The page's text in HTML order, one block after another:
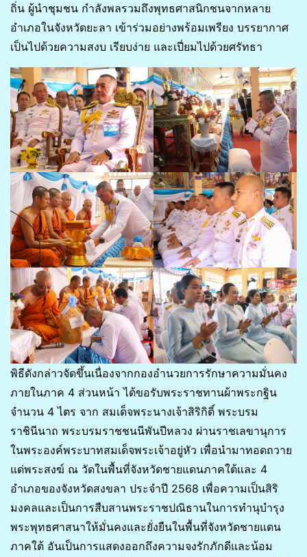
ถิ่น ผู้นำชุมชน กำลังพลรวมถึงพุทธศาสนิกชนจากหลาย
อำเภอในจังหวัดยะลา เข้าร่วมอย่างพร้อมเพรียง บรรยากาศ
เป็นไปด้วยความสงบ เรียบง่าย และเปี่ยมไปด้วยศรัทธา
พิธีดังกล่าวจัดขึ้นเนื่องจากกองอำนวยการรักษาความมั่นคง
ภายในภาค 4 ส่วนหน้า ได้ขอรับพระราชทานผ้าพระกฐิน
จำนวน 4 ไตร จาก สมเด็จพระนางเจ้าสิริกิติ์ พระบรม
ราชินีนาถ พระบรมราชชนนีพันปีหลวง ผ่านราชเลขานุการ
ในพระองค์พระบาทสมเด็จพระเจ้าอยู่หัว เพื่อนำมาทอดถวาย
แด่พระสงฆ์ ณ วัดในพื้นที่จังหวัดชายแดนภาคใต้และ 4
อำเภอของจังหวัดสงขลา ประจำปี 2568 เพื่อความเป็นสิริ
มงคลและเป็นการสืบสานพระราชปณิธานในการทำนุบำรุง
พระพุทธศาสนาให้มั่นคงและยั่งยืนในพื้นที่จังหวัดชายแดน
ภาคใต้ อันเป็นการแสดงออกถึงความจงรักภักดีและน้อม